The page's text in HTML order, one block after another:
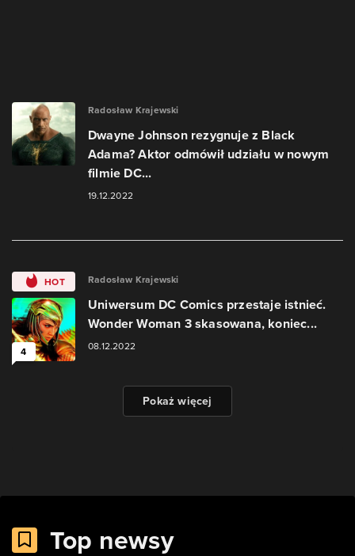
Radosław Krajewski
Dwayne Johnson rezygnuje z Black
Adama? Aktor odmówił udziału w nowym
filmie DC...
19.12.2022
HOT
4
Radosław Krajewski
Uniwersum DC Comics przestaje istnieć.
Wonder Woman 3 skasowana, koniec...
08.12.2022
Pokaż więcej
Top newsy